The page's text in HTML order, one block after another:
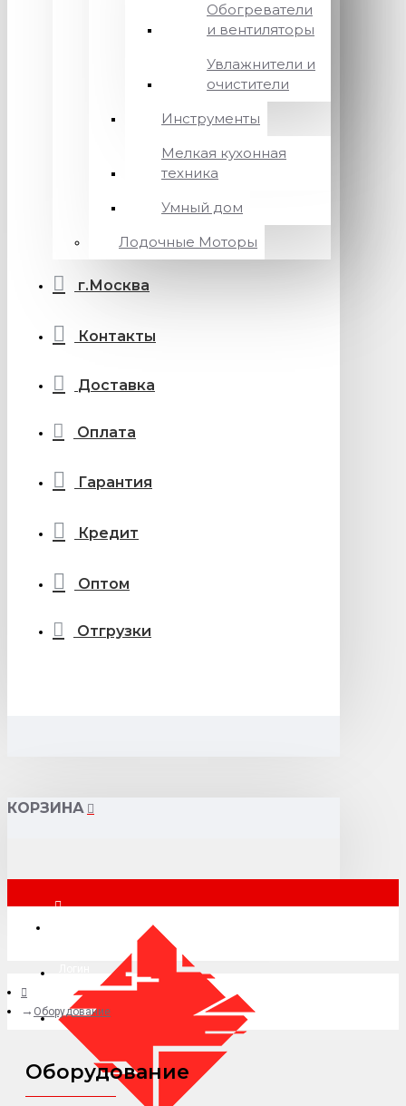
Обогреватели
и вентиляторы
Увлажнители и
очистители
Инструменты
Мелкая кухонная
техника
Умный дом
Лодочные Моторы
г.Москва
Контакты
Доставка
Оплата
Гарантия
Кредит
Оптом
Отгрузки
КОРЗИНА
+7 (495) 015-41-41
Оборудование
Оборудование